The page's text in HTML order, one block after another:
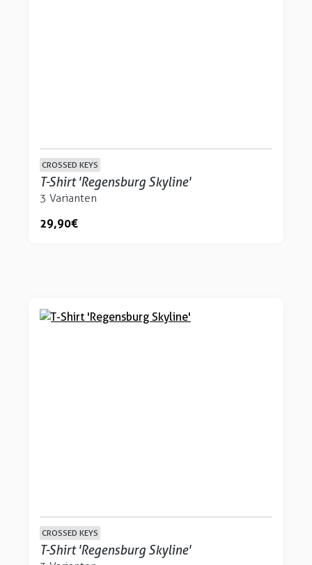
CROSSED KEYS
T-Shirt 'Regensburg Skyline'
3 Varianten
29,90 €
CROSSED KEYS
T-Shirt 'Regensburg Skyline'